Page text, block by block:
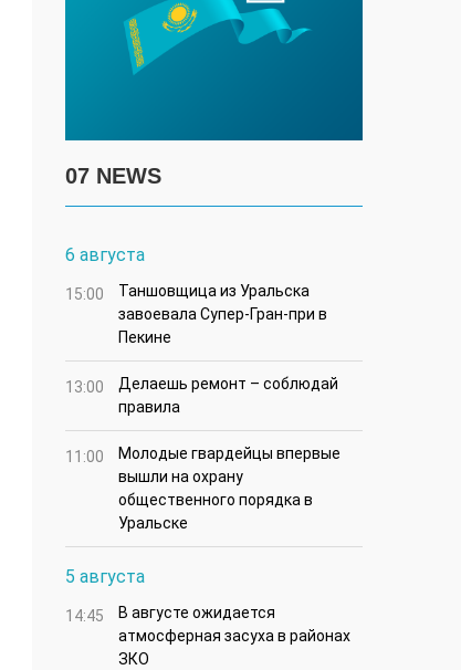
07 NEWS
6 августа
15:00
Таншовщица из Уральска
завоевала Супер-Гран-при в
Пекине
13:00
Делаешь ремонт – соблюдай
правила
11:00
Молодые гвардейцы впервые
вышли на охрану
общественного порядка в
Уральске
5 августа
14:45
В августе ожидается
атмосферная засуха в районах
ЗКО